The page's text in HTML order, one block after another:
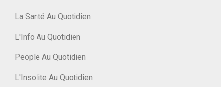
La Santé Au Quotidien
L'Info Au Quotidien
People Au Quotidien
L'Insolite Au Quotidien